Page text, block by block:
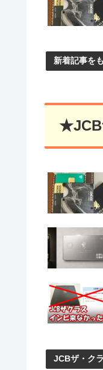
新着記事を
★JCB
JCBザ・ク